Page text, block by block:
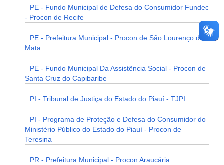
PE - Fundo Municipal de Defesa do Consumidor Fundec
- Procon de Recife
PE - Prefeitura Municipal - Procon de São Lourenço da
Mata
PE - Fundo Municipal Da Assistência Social - Procon de
Santa Cruz do Capibaribe
PI - Tribunal de Justiça do Estado do Piauí - TJPI
PI - Programa de Proteção e Defesa do Consumidor do
Ministério Público do Estado do Piauí - Procon de
Teresina
PR - Prefeitura Municipal - Procon Araucária